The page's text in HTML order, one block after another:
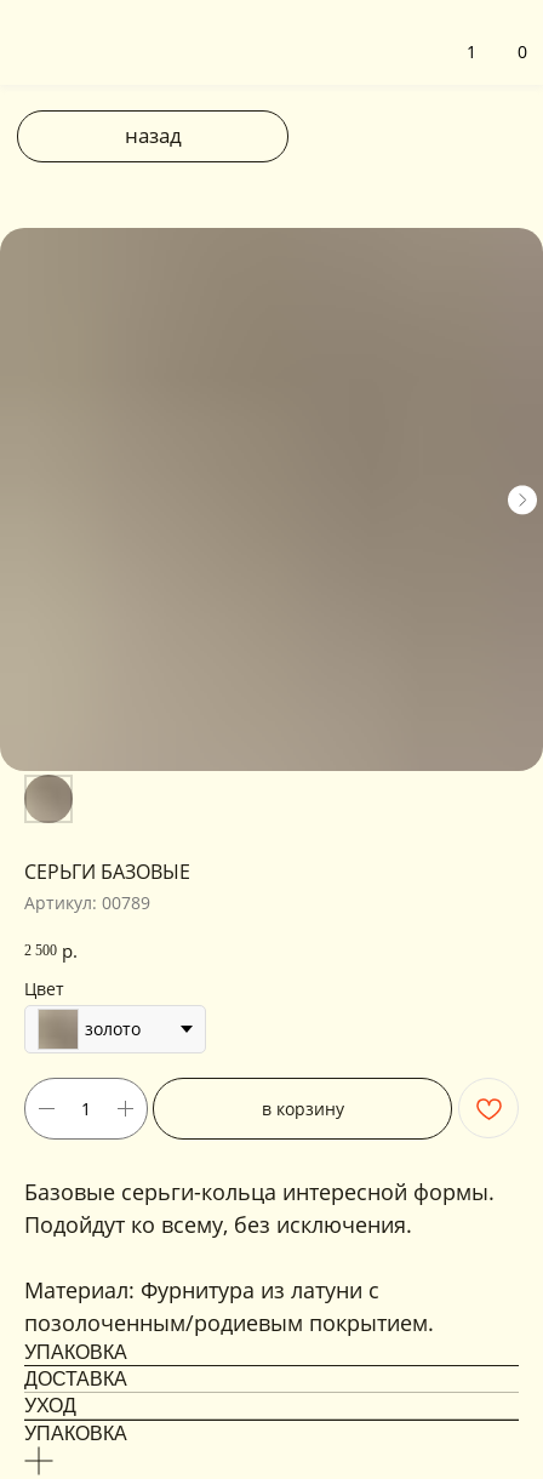
СЕРЬГИ БАЗОВЫЕ
Артикул: 00789
2 500 р.
Цвет
золото
в корзину
Базовые серьги-кольца интересной формы.
Подойдут ко всему, без исключения.
Материал: Фурнитура из латуни с
позолоченным/родиевым покрытием.
УПАКОВКА
ДОСТАВКА
УХОД
УПАКОВКА